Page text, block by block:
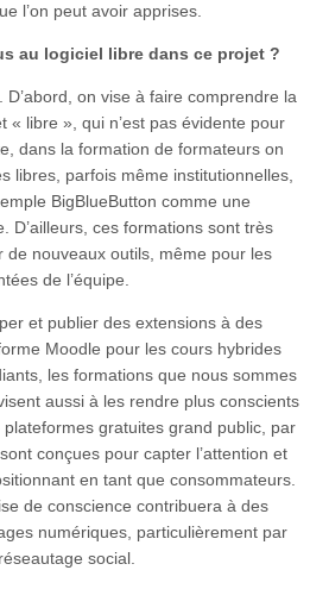
l’on peut avoir apprises.
au logiciel libre dans ce projet ?
on vise à faire comprendre la
« libre », qui n’est pas évidente pour
dans la formation de formateurs on
libres, parfois même institutionnelles,
BigBlueButton comme une
D’ailleurs, ces formations sont très
de nouveaux outils, même pour les
de l’équipe.
et publier des extensions à des
Moodle pour les cours hybrides
les formations que nous sommes
aussi à les rendre plus conscients
plateformes gratuites grand public, par
conçues pour capter l’attention et
en tant que consommateurs.
de conscience contribuera à des
numériques, particulièrement par
social.